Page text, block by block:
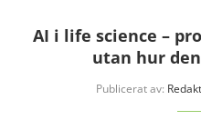
AI i life science –
utan hur
Publicerat av: